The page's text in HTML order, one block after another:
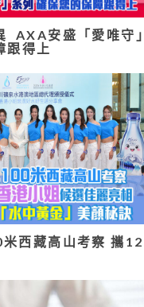
AXA安盛「愛唯守」
跟得上
西藏高山考察 攜12